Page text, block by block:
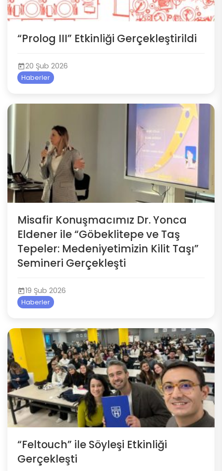
“Prolog III” Etkinliği Gerçekleştirildi
20 Şub 2026
Haberler
Misafir Konuşmacımız Dr. Yonca
Eldener ile “Göbeklitepe ve Taş
Tepeler: Medeniyetimizin Kilit Taşı”
Semineri Gerçekleşti
19 Şub 2026
Haberler
“Feltouch” ile Söyleşi Etkinliği
Gerçekleşti